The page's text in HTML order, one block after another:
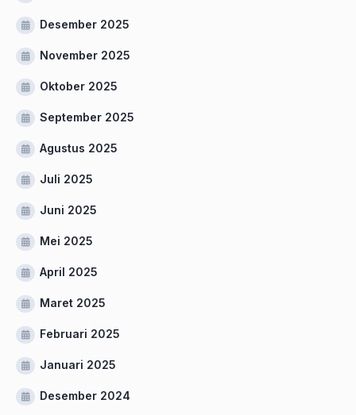
Desember 2025
November 2025
Oktober 2025
September 2025
Agustus 2025
Juli 2025
Juni 2025
Mei 2025
April 2025
Maret 2025
Februari 2025
Januari 2025
Desember 2024